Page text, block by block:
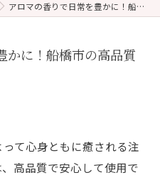
アロマの香りで日常を豊かに！船橋市の高品質な精油ショップ
かに！船橋市の高品質
て心身ともに癒される注
高品質で安心して使用で